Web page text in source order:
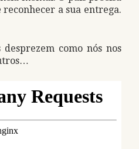
a sua entrega.
desprezem como nós nos